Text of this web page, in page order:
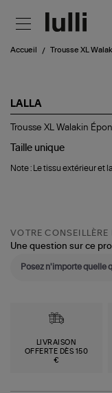
Accueil Trousse XL
LALLA
Trousse
Walakin
Sky
Trousse XL Walakin
Taille unique
Note : Le tissu extérieur et
VOTRE CONSEILLÈRE
Une question sur ce
LIVRAISON
OFFERTE DÈS 150
€